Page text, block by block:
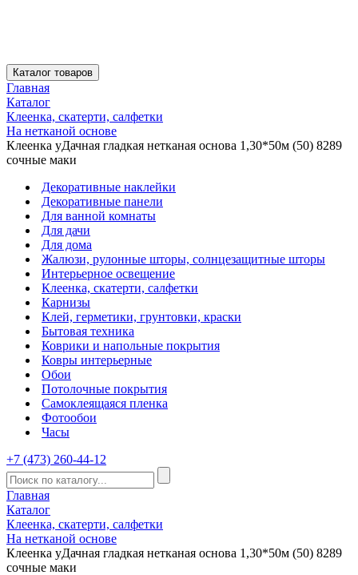
Каталог товаров
Главная
Каталог
Клеенка, скатерти, салфетки
На нетканой основе
Клеенка уДачная гладкая нетканая основа 1,30*50м (50) 8289
сочные маки
Декоративные наклейки
Декоративные панели
Для ванной комнаты
Для дачи
Для дома
Жалюзи, рулонные шторы, солнцезащитные шторы
Интерьерное освещение
Клеенка, скатерти, салфетки
Карнизы
Клей, герметики, грунтовки, краски
Бытовая техника
Коврики и напольные покрытия
Ковры интерьерные
Обои
Потолочные покрытия
Самоклеящаяся пленка
Фотообои
Часы
+7 (473) 260-44-12
Главная
Каталог
Клеенка, скатерти, салфетки
На нетканой основе
Клеенка уДачная гладкая нетканая основа 1,30*50м (50) 8289
сочные маки